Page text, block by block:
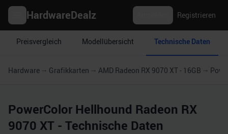
HardwareDealz Registrieren
Preisvergleich Modellübersicht Technische Daten
Hardware Grafikkarten AMD Radeon RX 9070 XT - 16GB
PowerColor Hellhound Radeon RX
9070 XT - Technische Daten